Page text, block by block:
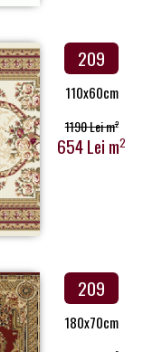
209
110x60cm
1190 Lei m2
654 Lei m2
209
180x70cm